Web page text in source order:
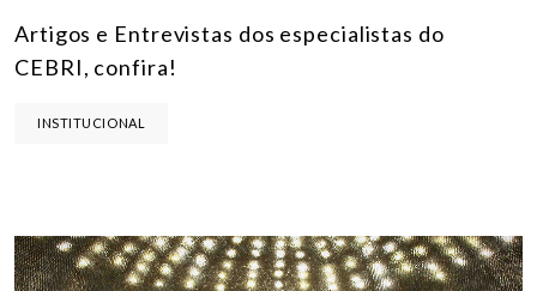
Artigos e Entrevistas dos especialistas do
CEBRI, confira!
INSTITUCIONAL